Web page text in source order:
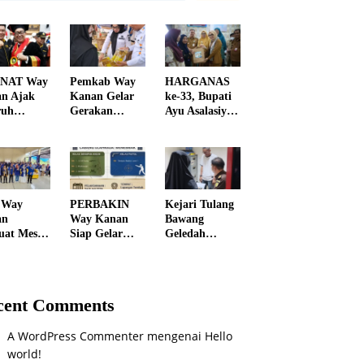
Way
Ajak
Pemkab Way
Kanan Gelar
Gerakan
Warga
Dapatkan
Sembako
Murah dan
Kendalikan
Inflasi
HARGANAS
ke-33, Bupati
Ayu Asalasiyah
Hadir” untuk
Wujudkan
Generasi
Unggul Way
Kanan
Mesin
Dilantik
PERBAKIN
Way Kanan
Siap Gelar
Menembak
Kejari Tulang
Bawang
Geledah
Diusut Serius
Comments
A WordPress Commenter mengenai Hello
world!